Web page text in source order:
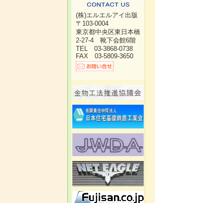
(株)エルエルアイ出版
〒103-0004
東京都中央区東日本橋
2-27-4 靴下会館6階
TEL 03-3868-0738
FAX 03-5809-3650